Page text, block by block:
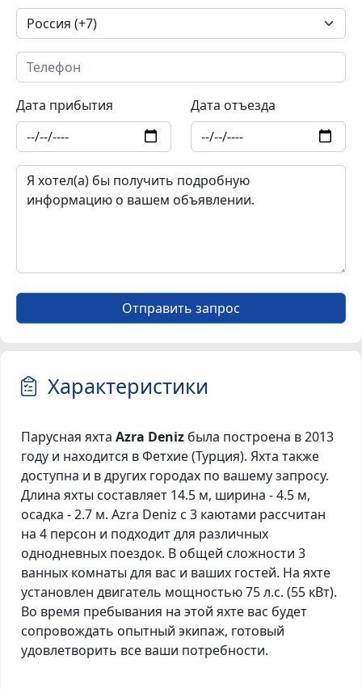
Дата прибытия Дата отъезда
Отправить запрос
Характеристики
Парусная яхта Azra Deniz была построена в 2013
году и находится в Фетхие (Турция). Яхта также
доступна и в других городах по вашему запросу.
Длина яхты составляет 14.5 м, ширина - 4.5 м,
осадка - 2.7 м. Azra Deniz с 3 каютами рассчитан
на 4 персон и подходит для различных
однодневных поездок. В общей сложности 3
ванных комнаты для вас и ваших гостей. На яхте
установлен двигатель мощностью 75 л.с. (55 кВт).
Во время пребывания на этой яхте вас будет
сопровождать опытный экипаж, готовый
удовлетворить все ваши потребности.